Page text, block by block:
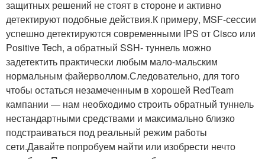
защитных решений не стоят в стороне и активно
детектируют подобные действия.К примеру, MSF-сессии
успешно детектируются современными IPS от Cisco или
Positive Tech, а обратный SSH- туннель можно
задетектить практически любым мало-мальским
нормальным файерволлом.Следовательно, для того
чтобы остаться незамеченным в хорошей RedTeam
кампании — нам необходимо строить обратный туннель
нестандартными средствами и максимально близко
подстраиваться под реальный режим работы
сети.Давайте попробуем найти или изобрести нечто